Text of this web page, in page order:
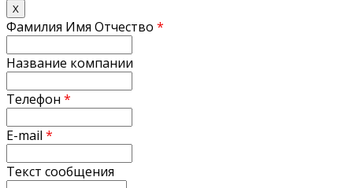
X
Фамилия Имя Отчество *
Название компании
Телефон *
E-mail *
Текст сообщения